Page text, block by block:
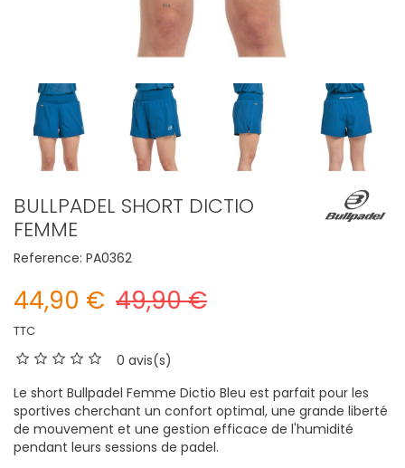
BULLPADEL SHORT DICTIO
FEMME
Reference: PA0362
44,90 € 49,90 €
TTC
0 avis(s)
Le short Bullpadel Femme Dictio Bleu est parfait pour les
sportives cherchant un confort optimal, une grande liberté
de mouvement et une gestion efficace de l'humidité
pendant leurs sessions de padel.